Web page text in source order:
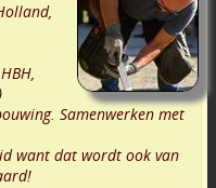
Samenwerken met
want dat wordt ook van